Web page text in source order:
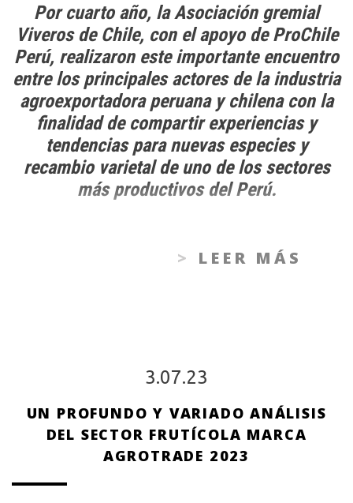
Por cuarto año, la Asociación gremial
Viveros de Chile, con el apoyo de ProChile
Perú, realizaron este importante encuentro
entre los principales actores de la industria
agroexportadora peruana y chilena con la
finalidad de compartir experiencias y
tendencias para nuevas especies y
recambio varietal de uno de los sectores
más productivos del Perú.
LEER MÁS
3.07.23
UN PROFUNDO Y VARIADO ANÁLISIS
DEL SECTOR FRUTÍCOLA MARCA
AGROTRADE 2023